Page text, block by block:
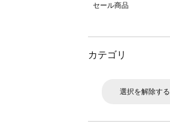
セール商品
カテゴリ
選択を解除する